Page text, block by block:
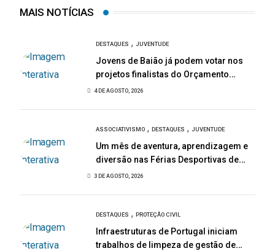
MAIS NOTÍCIAS
DESTAQUES , JUVENTUDE
Jovens de Baião já podem votar nos
projetos finalistas do Orçamento
Participativo Jovem 2026
4 DE AGOSTO, 2026
ASSOCIATIVISMO , DESTAQUES , JUVENTUDE
Um mês de aventura, aprendizagem e
diversão nas Férias Desportivas de
Baião
3 DE AGOSTO, 2026
DESTAQUES , PROTEÇÃO CIVIL
Infraestruturas de Portugal iniciam
trabalhos de limpeza de gestão de